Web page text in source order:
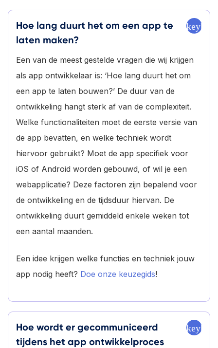
Hoe lang duurt het om een app te
laten maken?
Een van de meest gestelde vragen die wij krijgen
als app ontwikkelaar is: ‘Hoe lang duurt het om
een app te laten bouwen?’ De duur van de
ontwikkeling hangt sterk af van de complexiteit.
Welke functionaliteiten moet de eerste versie van
de app bevatten, en welke techniek wordt
hiervoor gebruikt? Moet de app specifiek voor
iOS of Android worden gebouwd, of wil je een
webapplicatie? Deze factoren zijn bepalend voor
de ontwikkeling en de tijdsduur hiervan. De
ontwikkeling duurt gemiddeld enkele weken tot
een aantal maanden.
Een idee krijgen welke functies en techniek jouw
app nodig heeft? Doe onze keuzegids!
Hoe wordt er gecommuniceerd
tijdens het app ontwikkelproces